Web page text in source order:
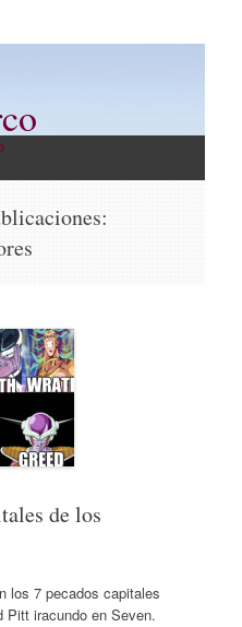
de los
los 7 pecados capitales
Pitt iracundo en Seven.